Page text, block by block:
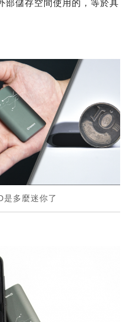
部儲存空間使用的，等於具
是多麼迷你了